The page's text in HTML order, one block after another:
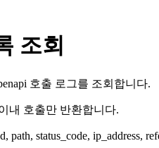
조회
호출 로그를 조회합니다.
내 호출만 반환합니다.
path, status_code, ip_address,